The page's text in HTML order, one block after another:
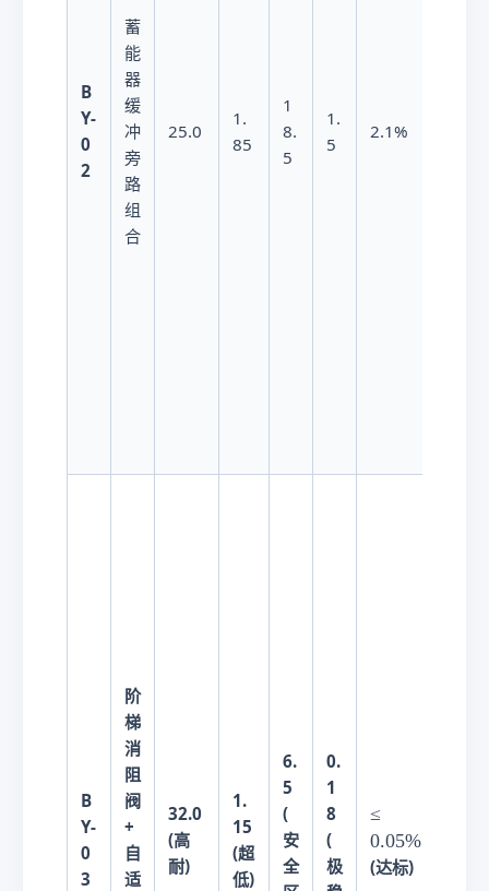
B
Y-
0
2
蓄
能
器
缓
冲
旁
路
组
合
25.0
1.
85
1
8.
5
1.
5
2.1%
B
Y-
0
3
阶
梯
消
阻
阀
+
自
适
32.0
(高
耐)
1.
15
(超
低)
6.
5
(
安
全
0.
1
8
(
极
≤
0.
0
≤
0.05%
(达标)